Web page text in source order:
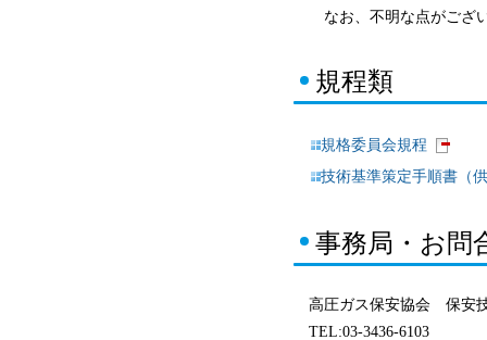
なお、不明な点がござ
規程類
規格委員会規程
技術基準策定手順書（
事務局・お問
高圧ガス保安協会 保安
TEL:03-3436-6103